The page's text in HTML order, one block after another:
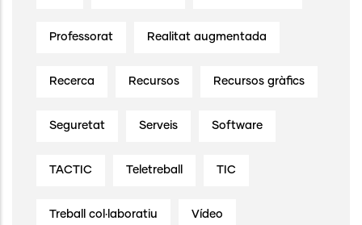
Professorat Realitat augmentada
Recerca Recursos Recursos gràfics
Seguretat Serveis Software
TACTIC Teletreball TIC
Treball col·laboratiu Vídeo